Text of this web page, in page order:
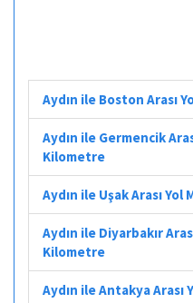
Aydın ile Boston Arası
Aydın ile Germencik
Kilometre
Aydın ile Uşak Arası
Aydın ile Diyarbakır
Kilometre
Aydın ile Antakya